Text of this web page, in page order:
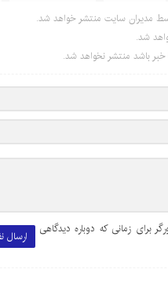
مدیران سایت منتشر خواهد شد.
شد.
خبر باشد منتشر نخواهد شد.
ارسال
برای زمانی که دوباره دیدگاهی